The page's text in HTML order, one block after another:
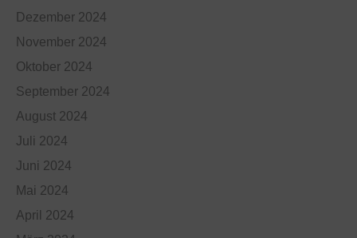
Dezember 2024
November 2024
Oktober 2024
September 2024
August 2024
Juli 2024
Juni 2024
Mai 2024
April 2024